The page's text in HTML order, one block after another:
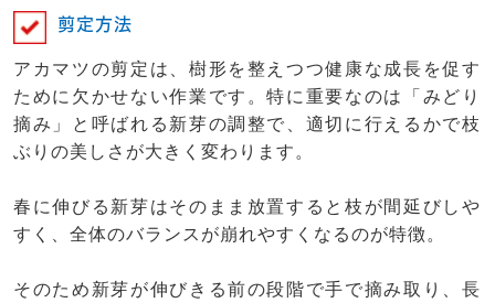
剪定方法
アカマツの剪定は、樹形を整えつつ健康な成長を促す
ために欠かせない作業です。特に重要なのは「みどり
摘み」と呼ばれる新芽の調整で、適切に行えるかで枝
ぶりの美しさが大きく変わります。
春に伸びる新芽はそのまま放置すると枝が間延びしや
すく、全体のバランスが崩れやすくなるのが特徴。
そのため新芽が伸びきる前の段階で手で摘み取り、長